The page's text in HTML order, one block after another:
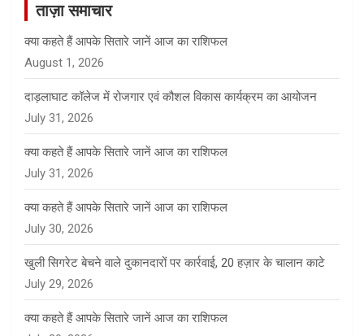
ताज़ा समाचार
क्या कहते हैं आपके सितारे जानें आज का राशिफल
August 1, 2026
दाड़लाघाट कॉलेज में रोजगार एवं कौशल विकास कार्यक्रम का आयोजन
July 31, 2026
क्या कहते हैं आपके सितारे जानें आज का राशिफल
July 31, 2026
क्या कहते हैं आपके सितारे जानें आज का राशिफल
July 30, 2026
खुली सिगरेट बेचने वाले दुकानदारों पर कार्रवाई, 20 हज़ार के चालान काटे
July 29, 2026
क्या कहते हैं आपके सितारे जानें आज का राशिफल